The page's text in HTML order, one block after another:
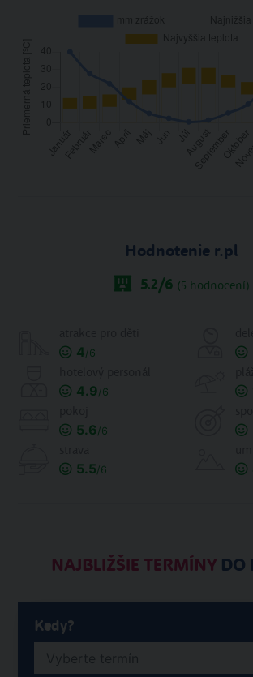
Hodnotenie r.pl
5.2/6 (5 hodnocení)
4/6
4.9/6
5.6/6
5.5/6
NAJBLIŽŠIE TERMÍNYDO
Kedy?